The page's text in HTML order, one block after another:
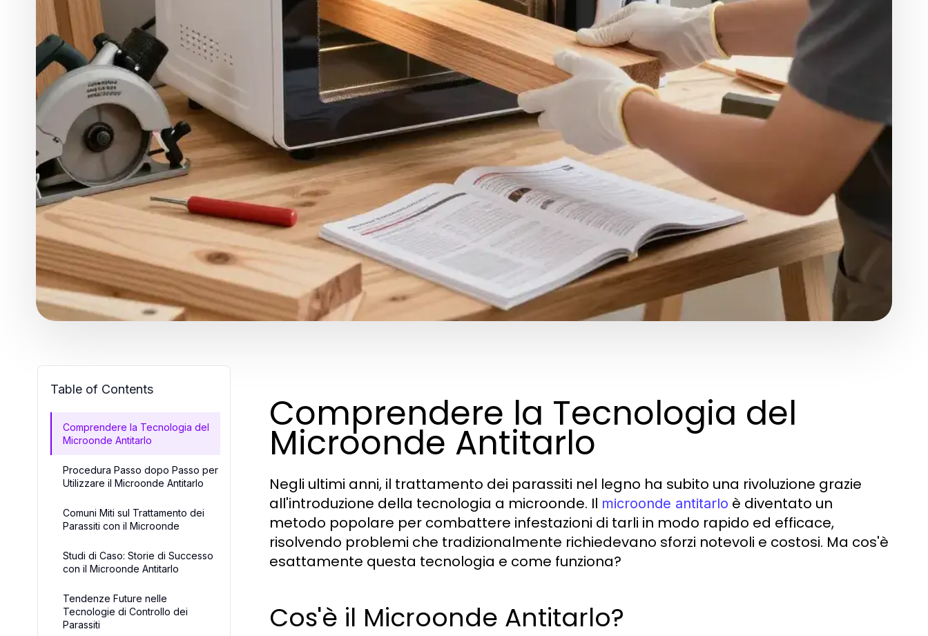
Table of Contents
Comprendere la Tecnologia del
Microonde Antitarlo
Procedura Passo dopo Passo per
Utilizzare il Microonde Antitarlo
Comuni Miti sul Trattamento dei
Parassiti con il Microonde
Studi di Caso: Storie di Successo
con il Microonde Antitarlo
Tendenze Future nelle
Tecnologie di Controllo dei
Parassiti
Comprendere la Tecnologia del
Microonde Antitarlo
Negli ultimi anni, il trattamento dei parassiti nel legno ha subito una rivoluzione grazie
all'introduzione della tecnologia a microonde. Il microonde antitarlo è diventato un
metodo popolare per combattere infestazioni di tarli in modo rapido ed efficace,
risolvendo problemi che tradizionalmente richiedevano sforzi notevoli e costosi. Ma cos'è
esattamente questa tecnologia e come funziona?
Cos'è il Microonde Antitarlo?